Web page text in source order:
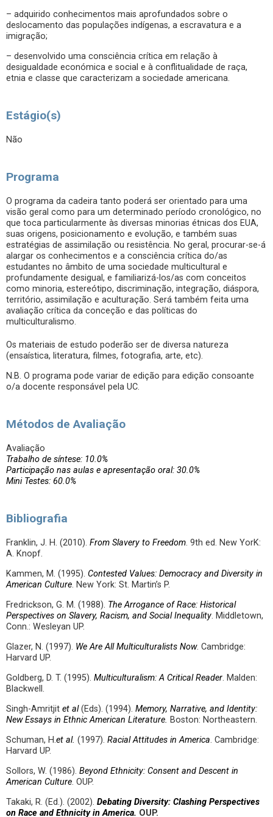
– adquirido conhecimentos mais aprofundados sobre o
deslocamento das populações indígenas, a escravatura e a
imigração;
– desenvolvido uma consciência crítica em relação à
desigualdade económica e social e à conflitualidade de raça,
etnia e classe que caracterizam a sociedade americana.
Estágio(s)
Não
Programa
O programa da cadeira tanto poderá ser orientado para uma
visão geral como para um determinado período cronológico, no
que toca particularmente às diversas minorias étnicas dos EUA,
suas origens, posicionamento e evolução, e também suas
estratégias de assimilação ou resistência. No geral, procurar-se-á
alargar os conhecimentos e a consciência crítica do/as
estudantes no âmbito de uma sociedade multicultural e
profundamente desigual, e familiarizá-los/as com conceitos
como minoria, estereótipo, discriminação, integração, diáspora,
território, assimilação e aculturação. Será também feita uma
avaliação crítica da conceção e das políticas do
multiculturalismo.
Os materiais de estudo poderão ser de diversa natureza
(ensaística, literatura, filmes, fotografia, arte, etc).
N.B. O programa pode variar de edição para edição consoante
o/a docente responsável pela UC.
Métodos de Avaliação
Avaliação
Trabalho de síntese: 10.0%
Participação nas aulas e apresentação oral: 30.0%
Mini Testes: 60.0%
Bibliografia
Franklin, J. H. (2010). From Slavery to Freedom. 9th ed. New YorK:
A. Knopf.
Kammen, M. (1995). Contested Values: Democracy and Diversity in
American Culture. New York: St. Martin’s P.
Fredrickson, G. M. (1988). The Arrogance of Race: Historical
Perspectives on Slavery, Racism, and Social Inequality. Middletown,
Conn.: Wesleyan UP.
Glazer, N. (1997). We Are All Multiculturalists Now. Cambridge:
Harvard UP.
Goldberg, D. T. (1995). Multiculturalism: A Critical Reader. Malden:
Blackwell.
Singh-Amritjit et al(Eds). (1994). Memory, Narrative, and Identity:
New Essays in Ethnic American Literature. Boston: Northeastern.
Schuman, H.et al. (1997). Racial Attitudes in America. Cambridge:
Harvard UP.
Sollors, W. (1986). Beyond Ethnicity: Consent and Descent in
American Culture. OUP.
Takaki, R. (Ed.). (2002). Debating Diversity: Clashing Perspectives
on Race and Ethnicity in America. OUP.